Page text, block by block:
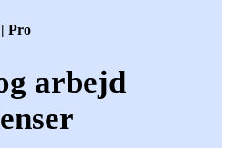
Pro
arbejd